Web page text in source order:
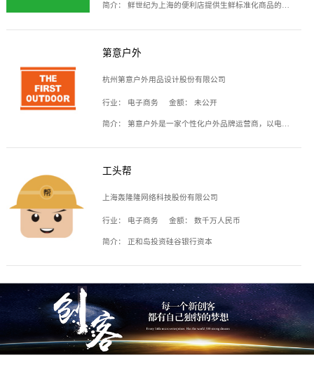
简介： 鲜世纪为上海的便利店提供生鲜标准化商品的供应链服务，帮商家解决生鲜采购、运营问题，帮助商家销售。平台提供的商品覆盖果蔬肉类、常温与低温奶制品、冷冻食品、零食饮料、粮油副食、居家洗护等多个品类，上架SKU3000余个。公司建立了近万平方米的仓储场地和物流配送体系，为合作商家提供快速配送服务。
第意户外
杭州第意户外用品设计股份有限公司
行业： 电子商务 金额： 未公开
简介： 第意户外是一家个性化户外品牌运营商，以电子商务为主要载体，主要从事户外产品的设计、生产、销售业务，产品包含冲锋衣、户外鞋、户外背包等。
工头帮
上海轰隆隆网络科技股份有限公司
行业： 电子商务 金额： 数千万人民币
简介： 正和岛投资硅谷银行资本